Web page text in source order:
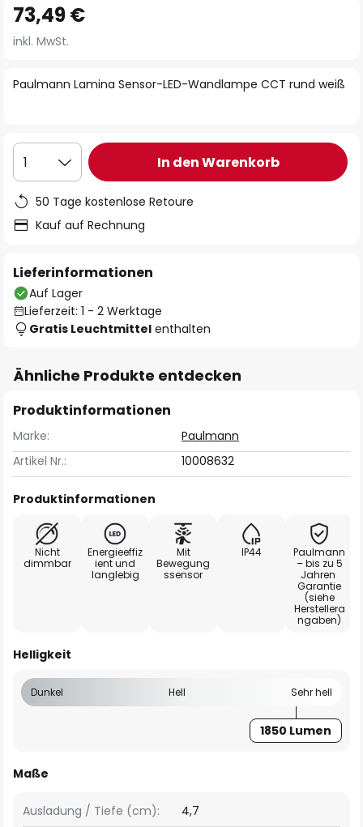
Anfang
der
springen
Paulmann Lamina Sensor-LED-Wandlampe CCT rund weiß
73,49 €
inkl. MwSt.
1 In den Warenkorb
50 Tage kostenlose Retoure
Kauf auf Rechnung
Lieferinformationen
Auf Lager
Lieferzeit: 1 - 2 Werktage
Gratis Leuchtmittel enthalten
Ähnliche Produkte entdecken
Produktinformationen
Marke:
Paulmann
Artikel Nr.:
10008632
Produktinformationen
Nicht
dimmbar
Energieeffiz
ient und
langlebig
Mit
Bewegung
ssensor
IP44
Paulmann
– bis zu 5
Jahren
Garantie
(siehe
Herstellera
ngaben)
Helligkeit
Dunkel Hell Sehr hell
1850 Lumen
Maße
Ausladung / Tiefe (cm):
4,7